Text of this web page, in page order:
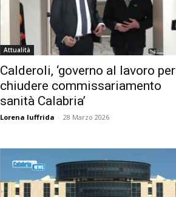
Attualità
Calderoli, ‘governo al lavoro per
chiudere commissariamento
sanità Calabria’
Lorena Iuffrida - 28 Marzo 2026